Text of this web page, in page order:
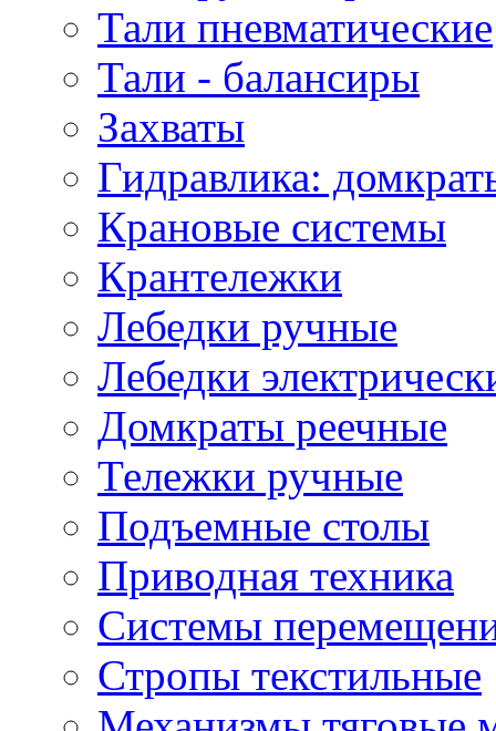
Тали пневматические
Тали - балансиры
Захваты
Гидравлика:
Крановые системы
Крантележки
Лебедки ручные
Лебедки
Домкраты реечные
Тележки ручные
Подъемные столы
Приводная техника
Системы
Стропы текстильные